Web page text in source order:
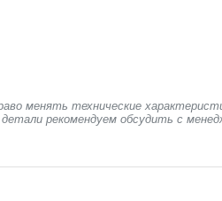
менять технические
рекомендуем обсудить с